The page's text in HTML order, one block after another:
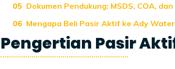
Dokumen Pendukung: MSDS, COA,
Mengapa Beli Pasir Aktif ke Ady
Pengertian Pasir